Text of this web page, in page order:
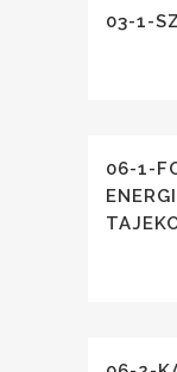
03-1-
06-1-